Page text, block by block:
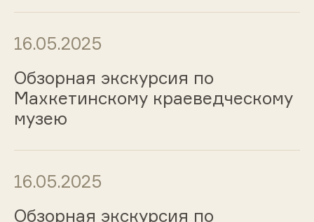
16.05.2025
Обзорная экскурсия по
Махкетинскому краеведческому
музею
16.05.2025
Обзорная экскурсия по